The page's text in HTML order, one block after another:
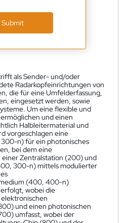
Submit
als Sender- und/oder
Radarkopfeinrichtungen von
die für eine Umfelderfassung,
eingesetzt werden, sowie
Um eine flexible und
und einen
Halbleitermaterial und
vorgeschlagen eine
n) für ein photonisches
bei dem eine
Zentralstation (200) und
300-n) mittels modulierter
(400, 400-n)
wobei die
und einen photonischen
umfasst, wobei der